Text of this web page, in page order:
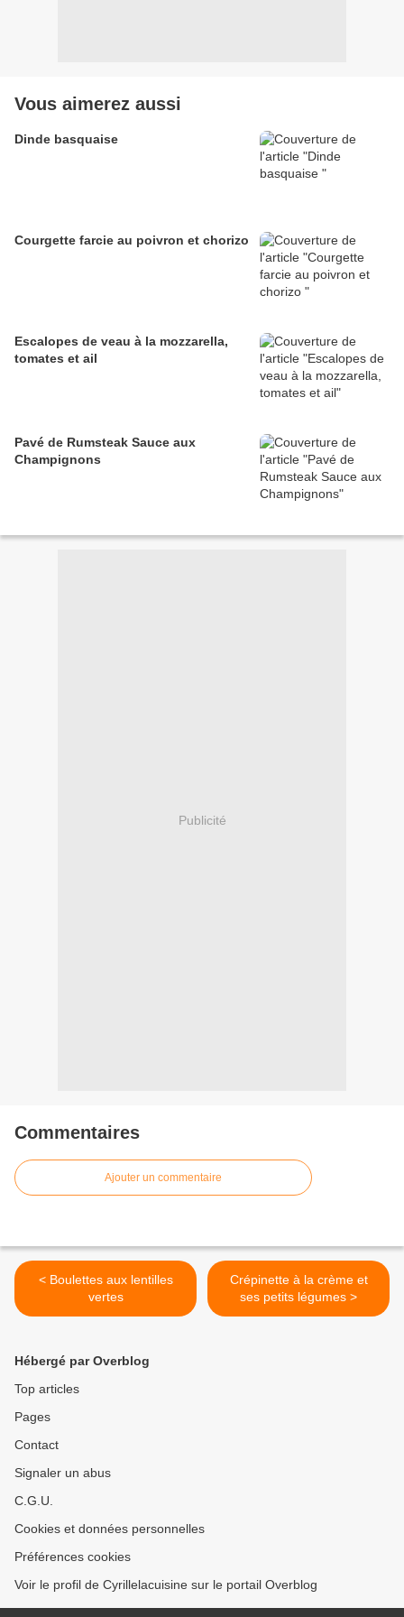
Vous aimerez aussi
Dinde basquaise
Courgette farcie au poivron et chorizo
Escalopes de veau à la mozzarella,
tomates et ail
Pavé de Rumsteak Sauce aux
Champignons
Publicité
Commentaires
Ajouter un commentaire
< Boulettes aux lentilles
vertes
Crépinette à la crème et
ses petits légumes >
Hébergé par Overblog
Top articles
Pages
Contact
Signaler un abus
C.G.U.
Cookies et données personnelles
Préférences cookies
Voir le profil de Cyrillelacuisine sur le portail Overblog